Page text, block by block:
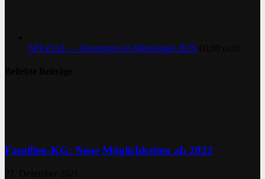
SPEZIAL — Investoren im Mittelstand 2026
Familien-KG: Neue Möglichkeiten ab 2022